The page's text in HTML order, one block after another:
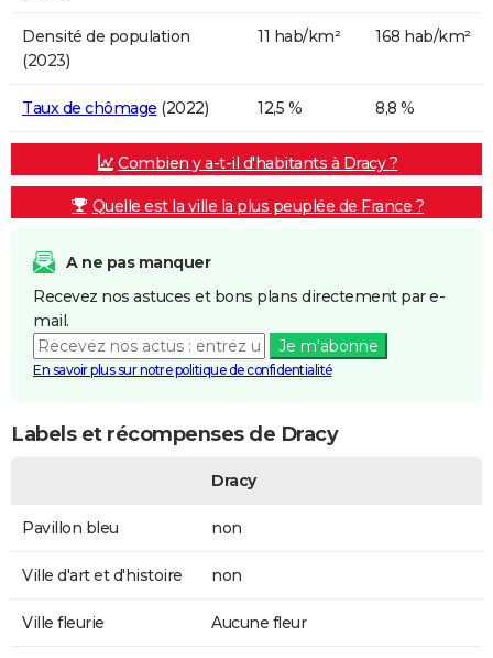
Densité de population
(2023)
11 hab/km² 168 hab/km²
Taux de chômage (2022) 12,5 % 8,8 %
Combien y a-t-il d'habitants à Dracy ?
Quelle est la ville la plus peuplée de France ?
A ne pas manquer
Recevez nos astuces et bons plans directement par e-
mail.
Je m'abonne
En savoir plus sur notre politique de confidentialité
Labels et récompenses de Dracy
Dracy
Pavillon bleu non
Ville d'art et d'histoire non
Ville fleurie Aucune fleur